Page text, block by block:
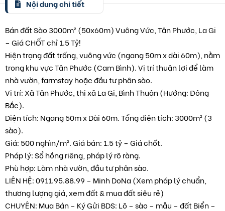
Nội dung chi tiết
Bán đất Sào 3000m² (50x60m) Vuông Vức, Tân Phước, La Gi
– Giá CHỐT chỉ 1.5 Tỷ!
Hiện trạng đất trống, vuông vức (ngang 50m x dài 60m), nằm
trong khu vực Tân Phước (Cam Bình). Vị trí thuận lợi để làm
nhà vườn, farmstay hoặc đầu tư phân sào.
Vị trí: Xã Tân Phước, thị xã La Gi, Bình Thuận (Hướng: Đông
Bắc).
Diện tích: Ngang 50m x Dài 60m. Tổng diện tích: 3000m² (3
sào).
Giá: 500 nghìn/m². Giá bán: 1.5 tỷ – Giá chốt.
Pháp lý: Sổ hồng riêng, pháp lý rõ ràng.
Phù hợp: Làm nhà vườn, đầu tư phân sào.
LIÊN HỆ: 0911.95.88.99 – Minh DoNa (Xem pháp lý chuẩn,
thương lượng giá, xem đất & mua đất siêu rẻ)
CHUYÊN: Mua Bán – Ký Gửi BDS: Lô – sào – mẫu – đất Biển –